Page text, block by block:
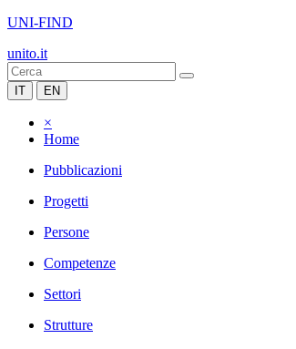
UNI-FIND
unito.it
IT EN
×
Home
Pubblicazioni
Progetti
Persone
Competenze
Settori
Strutture